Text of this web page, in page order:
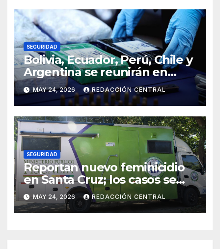
SEGURIDAD
Bolivia, Ecuador, Perú, Chile y
Argentina se reunirán en
Santiago contra la
delincuencia organizada
transnacional
MAY 24, 2026 REDACCIÓN CENTRAL
SEGURIDAD
Reportan nuevo feminicidio
en Santa Cruz; los casos se
elevan a 33 en el país
MAY 24, 2026 REDACCIÓN CENTRAL